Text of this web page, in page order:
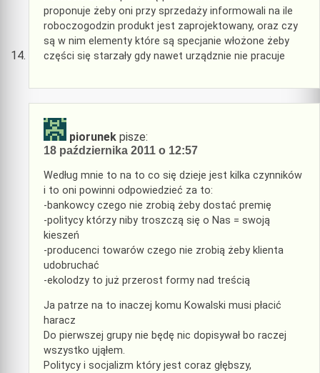
proponuje żeby oni przy sprzedaży informowali na ile
roboczogodzin produkt jest zaprojektowany, oraz czy
są w nim elementy które są specjanie włożone żeby
części się starzały gdy nawet urządznie nie pracuje
piorunek pisze:
18 października 2011 o 12:57
Według mnie to na to co się dzieje jest kilka czynników
i to oni powinni odpowiedzieć za to:
-bankowcy czego nie zrobią żeby dostać premię
-politycy którzy niby troszczą się o Nas = swoją
kieszeń
-producenci towarów czego nie zrobią żeby klienta
udobruchać
-ekolodzy to już przerost formy nad treścią
Ja patrze na to inaczej komu Kowalski musi płacić
haracz
Do pierwszej grupy nie będę nic dopisywał bo raczej
wszystko ująłem.
Politycy i socjalizm który jest coraz głębszy,